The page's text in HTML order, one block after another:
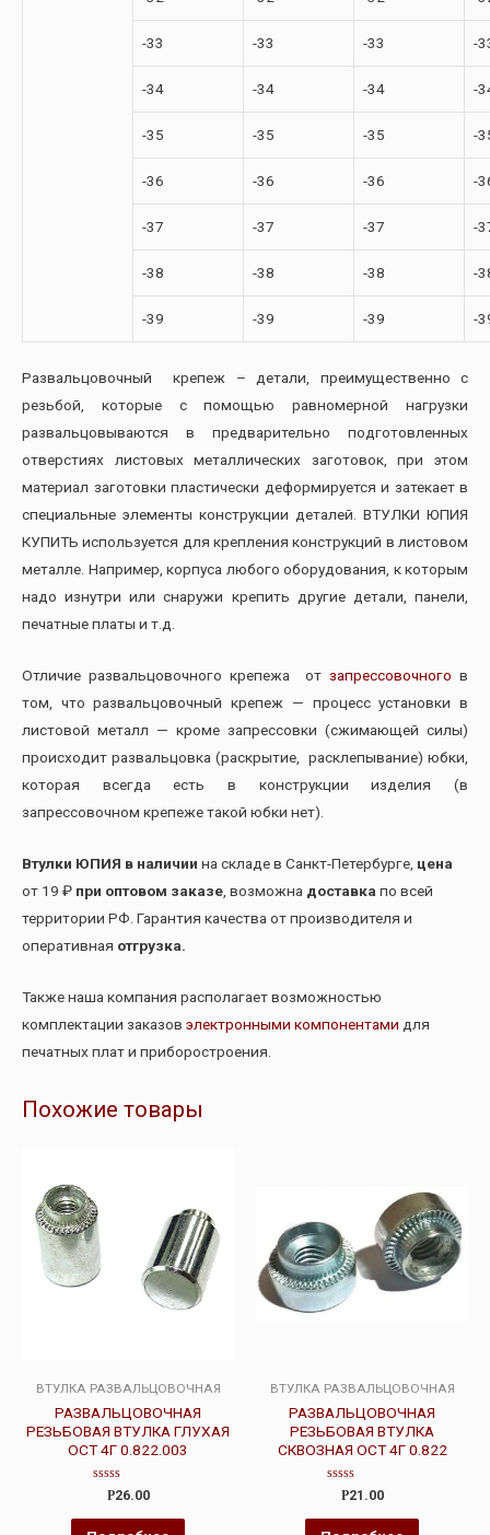
-33 -33 -33 -
-34 -34 -34 -
-35 -35 -35 -
-36 -36 -36 -
-37 -37 -37 -
-38 -38 -38 -
-39 -39 -39 -
Развальцовочный крепеж – детали, преимущественно с
резьбой, которые с помощью равномерной нагрузки
развальцовываются в предварительно подготовленных
отверстиях листовых металлических заготовок, при этом
материал заготовки пластически деформируется и затекает в
специальные элементы конструкции деталей. ВТУЛКИ ЮПИЯ
КУПИТЬ используется для крепления конструкций в листовом
металле. Например, корпуса любого оборудования, к которым
надо изнутри или снаружи крепить другие детали, панели,
печатные платы и т.д.
Отличие развальцовочного крепежа от запрессовочного в
том, что развальцовочный крепеж — процесс установки в
листовой металл — кроме запрессовки (сжимающей силы)
происходит развальцовка (раскрытие, расклепывание) юбки,
которая всегда есть в конструкции изделия (в
запрессовочном крепеже такой юбки нет).
Втулки ЮПИЯ в наличии на складе в Санкт-Петербурге, цена
от 19 ₽ при оптовом заказе , возможна доставка по всей
территории РФ. Гарантия качества от производителя и
оперативная отгрузка.
Также наша компания располагает возможностью
комплектации заказов электронными компонентами для
печатных плат и приборостроения.
Похожие товары
ВТУЛКА РАЗВАЛЬЦОВОЧНАЯ
РАЗВАЛЬЦОВОЧНАЯ
РЕЗЬБОВАЯ ВТУЛКА ГЛУХАЯ
ОСТ 4Г 0.822.003
Оценка
из
5
Р26.00
ВТУЛКА РАЗВАЛЬЦОВОЧНАЯ
РАЗВАЛЬЦОВОЧНАЯ
РЕЗЬБОВАЯ ВТУЛКА
СКВОЗНАЯ ОСТ 4Г 0.822
Оценка
из
5
Р21.00